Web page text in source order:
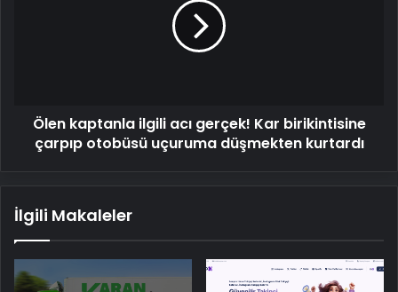
uçuruma
düşmekten
Ölen kaptanla ilgili acı gerçek! Kar birikintisine
çarpıp otobüsü uçuruma düşmekten kurtardı
İlgili Makaleler